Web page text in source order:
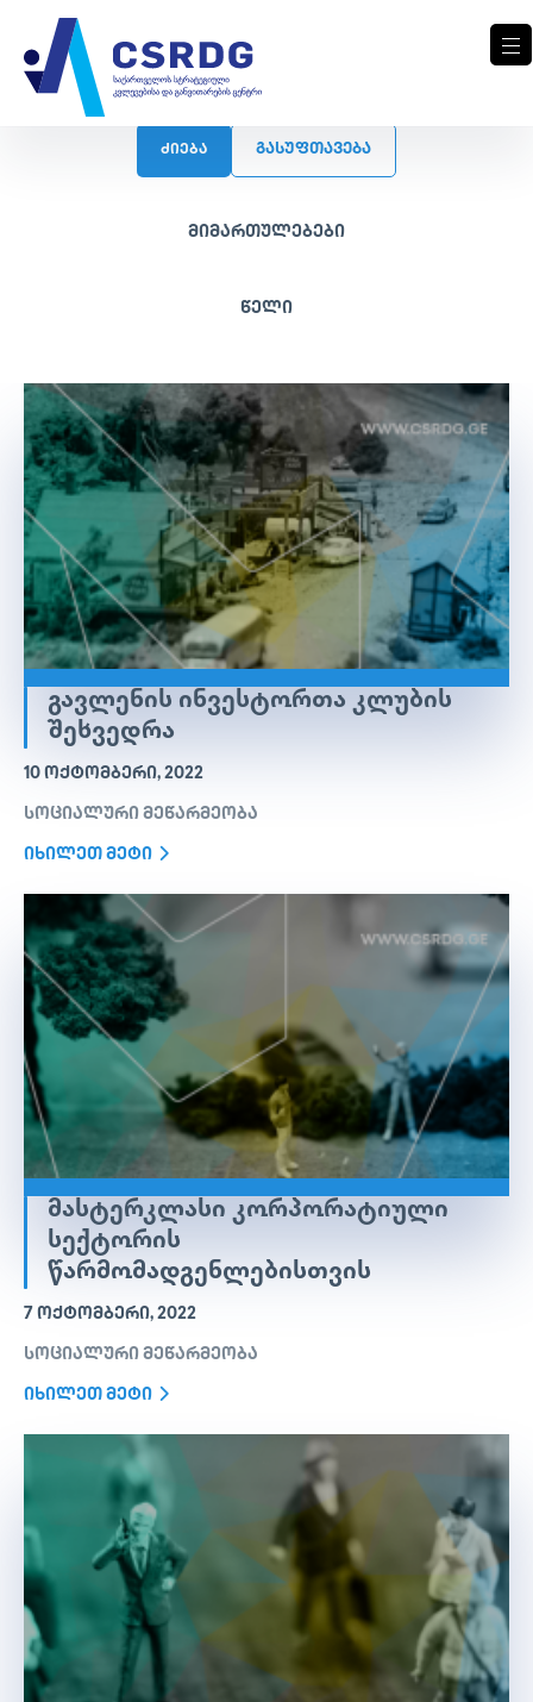
მიმართულებები
წელი
ძიება ᲒᲐᲡᲣᲤᲗᲐᲕᲔᲑᲐ
ᲒᲐᲕᲚᲔᲜᲘᲡ ᲘᲜᲕᲔᲡᲢᲝᲠᲗᲐ ᲙᲚᲣᲑᲘᲡ
ᲨᲔᲮᲕᲔᲓᲠᲐ
10 ᲝᲥᲢᲝᲛᲑᲔᲠᲘ, 2022
სოციალური მეწარმეობა
იხილეთ მეტი
ᲛᲐᲡᲢᲔᲠᲙᲚᲐᲡᲘ ᲙᲝᲠᲞᲝᲠᲐᲢᲘᲣᲚᲘ
ᲡᲔᲥᲢᲝᲠᲘᲡ
ᲬᲐᲠᲛᲝᲛᲐᲓᲒᲔᲜᲚᲔᲑᲘᲡᲗᲕᲘᲡ
7 ᲝᲥᲢᲝᲛᲑᲔᲠᲘ, 2022
სოციალური მეწარმეობა
იხილეთ მეტი